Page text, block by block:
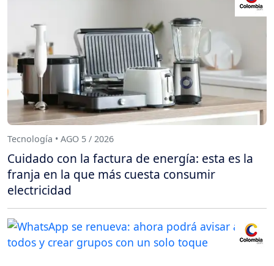
Tecnología • AGO 5 / 2026
Cuidado con la factura de energía: esta es la
franja en la que más cuesta consumir
electricidad